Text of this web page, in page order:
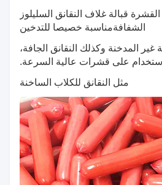
قبالة غلاف النقانق السليلوز
الشفافةمناسبة خصيصا للتدخين
غير المدخنة وكذلك النقانق الجافة،
على قشرات عالية السرعة.
مثل النقانق للكلاب الساخنة